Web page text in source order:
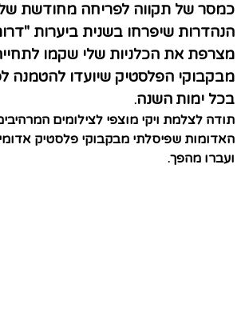
כמסר של תקווה לפריחה מחודשת של
הנהדרות שיפרחו בשנית ביערות
מצרפת את הכלניות שלי שקמו
מבקבוקי הפלסטיק שיועדו להטמנה
בכל ימות השנה.
תודה לצלמת ויקי מוצפי לצילומים
האדומות שפיסלתי מבקבוקי פלסטיק
ועברו מהפך.